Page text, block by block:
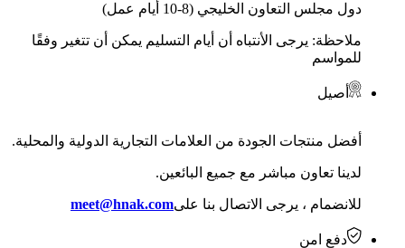
دول مجلس التعاون الخليجي (8-10 أيام عمل)
ملاحظة: يرجى الأنتباه أن أيام التسليم يمكن أن تتغير وفقًا
للمواسم
أصيل
أفضل منتجات الجودة من العلامات التجارية الدولية والمحلية.
لدينا تعاون مباشر مع جميع البائعين.
للانضمام ، يرجى الاتصال بنا علىmeet@hnak.com
دفع امن